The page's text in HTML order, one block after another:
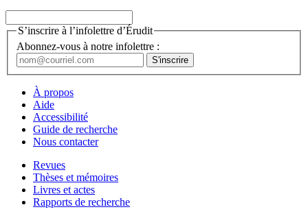
S’inscrire à l’infolettre d’Érudit
Abonnez-vous à notre infolettre :
À propos
Aide
Accessibilité
Guide de recherche
Nous contacter
Revues
Thèses et mémoires
Livres et actes
Rapports de recherche